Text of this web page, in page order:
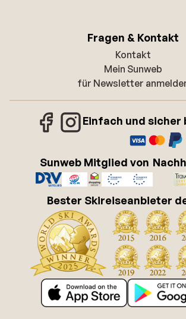
Fragen & Kontakt
Kontakt
Mein Sunweb
für Newsletter
Einfach und sicher
Sunweb Mitglied von
Bester Skireiseanbieter